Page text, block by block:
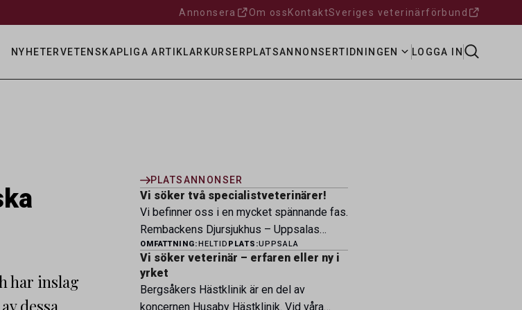
Annonsera Om oss KontaktSveriges veterinärförbund
NYHETERVETENSKAPLIGA ARTIKLAR KURSER PLATSANNONSERTIDNINGEN LOGGA IN
har inslag
dessa
PLATSANNONSER
Vi söker två specialistveterinärer!
Vi befinner oss i en mycket spännande fas.
Rembackens Djursjukhus – Uppsalas
ledande djursjukhus – expanderar nu sin
specialistverksamhet och söker
legitimerade veterinärer med
specialistkompetens som vill vara med
OMFATTNING:HELTID PLATS:UPPSALA
Vi söker veterinär – erfaren eller ny i
yrket
Bergsåkers Hästklinik är en del av
koncernen Husaby Hästklinik. Vid våra